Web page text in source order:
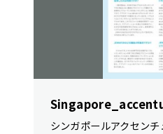
シンガポールアクセン